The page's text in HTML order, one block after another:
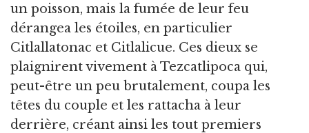
un poisson, mais la fumée de leur feu
dérangea les étoiles, en particulier
Citlallatonac et Citlalicue. Ces dieux se
plaignirent vivement à Tezcatlipoca qui,
peut-être un peu brutalement, coupa les
têtes du couple et les rattacha à leur
derrière, créant ainsi les tout premiers